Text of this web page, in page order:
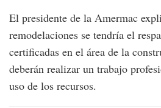
El presidente de la Amermac
remodelaciones se tendría el
certificadas en el área de la
deberán realizar un trabajo
uso de los recursos.